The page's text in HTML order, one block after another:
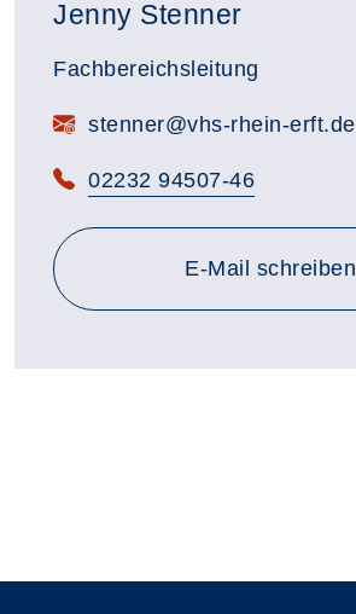
Jenny Stenner
Fachbereichsleitung
E-Mail:stenner@vhs-rhein-erft.de
Telefon:
02232 94507-46
E-Mail schreiben